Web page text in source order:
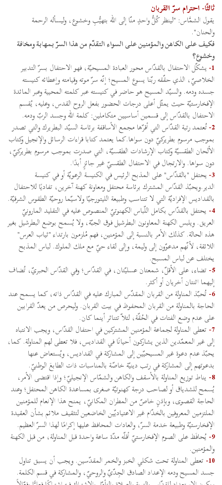
ثالثًا- احترام سرّ القربان
يقول الشمَّاس: "لينظر كُلُّ واحدٍ منّا إلى الله بتهيُّبِ وخشوع، وليسأله الرحمة
والحنان".
فكيف على الكاهن والمؤمنين على السواء التقدّم من هذا السرّ بمهابة ومخافة
وخشوع؟
1- يشكّل الاحتفال بالقدّاس محور العبادة المسيحيّة، فهو الاحتفال بسرّ التدبير
الخلاصيّ، الذي حقّقه ربّنا يسوع المسيح؛ إنّه سرّ موته وقيامته وإعطائه كنيسته
جسده ودمه. والسيّد المسيح هو حاضر في كنيسته عبر كلمته المحيية وعبر المائدة
الإفخارستيّة حيث يمثّل أعلى درجات الحضور بفعل الروح القدس، وعليه، يُقسم
الاحتفال بالقدّاس إلى قسمين أساسيين متكاملين: كلمة الله وجسد الربّ ودمه.
2- تُعتمد رتبة القدّاس التي أقرّها مجمع الأساقفة برئاسة السيّد البطريرك والتي تصدر
بموجب مرسوم بطريركيّ دون سواها.كما يعتمد كتابا قراءات الرسائل والإنجيل وكتاب
الألحان الطقسيّة وكتاب الإرشادات الطقسيّة، التي صدرت بموجب مرسوم بطريركيّ،
دون سواها. والارتجال في الاحتفال الطقسيّ غير جائزٍ أبدًا.
3- يحتفل "بالقدّاس" على المذبح الرئيس في الكنيسة الرعويّة أو في كنيسة
الدير.ويحبّذ القدّاس المشترك برئاسة محتفل ومعاونة كهنة آخرين، تفاديًا للاحتفال
بالقداديس الإفراديّة التي لا تتناسب وطبيعة الليتورجيّا ولاسيّما روحيّة الطقوس الشرقيّة.
4- يحتفل بالقدّاس بكامل اللّباس الكهنوتيّ المنصوص عليه في التقليد المارونيّ
العريق. ويلبس الكهنة المعاونون البطرشيل فوق الجبّة، ولا يُسمح بوضع البطرشيل بغير
هذه الحالة. كذلك الأمر بالنسبة إلى المؤمنين، فهم مُلزمون بارتداء "ثياب العرس"
اللائقة، لأنّهم مدعوّون إلى وليمة، وإلى لقاء حيّ مع ملك الملوك. لباس المذبح
يختلف عن لباس المسبح.
5- تضاء، على الأقلّ، شمعتان عسليّتان، في القدّاس؛ وفي القدّاس الحبريّ، تُضاف
إليهما اثنتان أخريان أو أكثر.
6- تُحبّذ المناولة من القربان المقدّس المبارك عليه في القدّاس ذاته، كما يسمح عند
الحاجة بالمناولة من القربان المحفوظ في بيت القربان. وليحرص من يعدّ القرابين
على عدم وضع الفتات في الحُقّة، لئلاّ تتناثر أينما كان.
7- تعطى المناولة لجماعة المؤمنين المشتركين في احتفال القدّاس، ويجب الانتباه
إلى غير المعمّدين الذين يشاركون أحيانًا في القداديس، فلا تعطى لهم المناولة. كما،
يحبّذ عدم دعوة غير المسيحيّين إلى المشاركة في القداديس، ويُستعاض عنها
بدعوتهم إلى المشاركة في رتب دينيّة خاصّة بالمناسبات ذات الطابعَ الوطنيّ.
8- يناط توزيع المناولة بالأسقف والكاهن والشمّاس الإنجيليّ؛ وإذا اقتضى الأمر،
يُسمح للشدياق أو لصاحب درجة كهنوتيّة صغرى بمساعدة الكاهن المحتفل؛ وعند
الحاجة القصوى، وبإذنٍ خاصّ من المطران المكانيّ، يمنح هذا الإنعام للمؤمنين
الملتزمين المعروفين بالخدّام غير الاعتياديّين الخاضعين لتثقيف ملائم بشأن العقيدة
الإفخارستيّة وطبيعة خدمة السرّ، والعادات المحافظ عليها إكرامًا لهذا السرّ العظيم.
9- يُحافَظ على الصوم الإفخارستيّ أقلّه مدّة ساعة واحدة قبل المناولة، من قبل الكهنة
والمؤمنين.
10- تعطى المناولة تحت شكلي الخبز والخمر المقدّسين. ويجب أن يسبق تناول
جسد المسيح ودمه الإعداد الصادق الجِدّيّ والروحيّ، والمشاركة في قسم الكلمة.